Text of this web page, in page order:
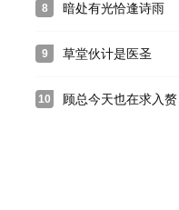
8 暗处有光恰逢诗雨
9 草堂伙计是医圣
10 顾总今天也在求入赘